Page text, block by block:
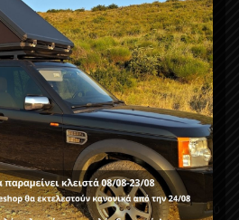
Δεδομένων Προσωπικού